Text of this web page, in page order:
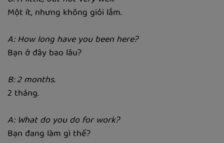
Một ít, nhưng không giỏi lắm.
A: How long have you been here?
Bạn ở đây bao lâu?
B: 2 months.
2 tháng.
A: What do you do for work?
Bạn đang làm gì thế?